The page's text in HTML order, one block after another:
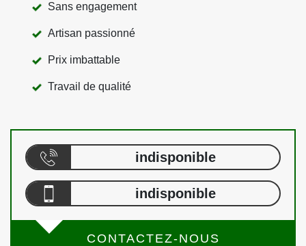
Sans engagement
Artisan passionné
Prix imbattable
Travail de qualité
indisponible
indisponible
CONTACTEZ-NOUS